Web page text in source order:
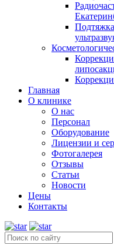
Главная
О клинике
О нас
Персонал
Оборудование
Лицензии и
Фотогалерея
Отзывы
Статьи
Новости
Цены
Контакты